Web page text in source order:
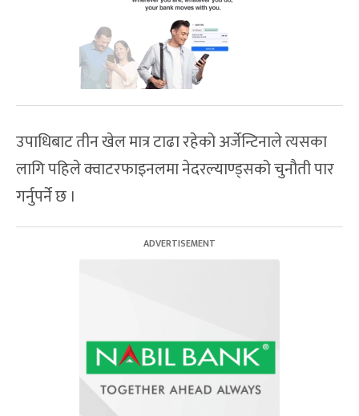
उपाधिबाट तीन खेल मात्र टाढा रहेको अर्जेन्टिनाले त्यसका
लागि पहिले क्वाटरफाइनलमा नेदरल्याण्ड्सको चुनौती पार
गर्नुपर्ने छ ।